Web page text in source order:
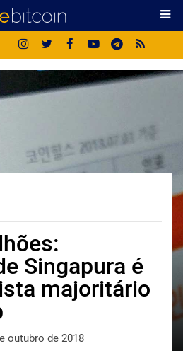
Singapura é
majoritário
outubro de 2018